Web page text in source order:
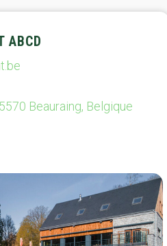
ABCD
Beauraing, Belgique